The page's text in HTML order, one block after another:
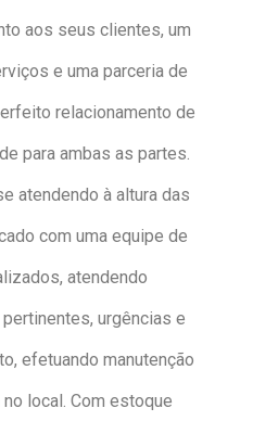
aos seus clientes, um
e uma parceria de
relacionamento de
para ambas as partes.
atendendo à altura das
com uma equipe de
atendendo
urgências e
efetuando manutenção
local. Com estoque